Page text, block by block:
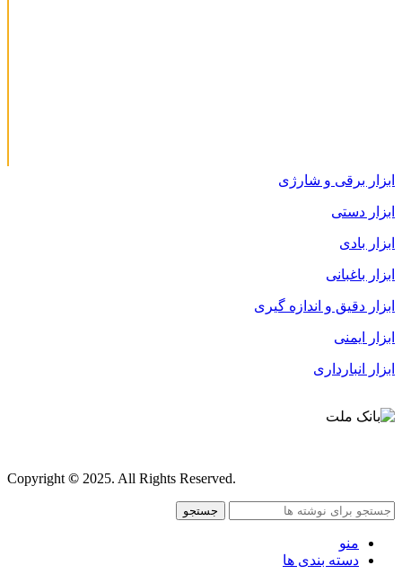
ابزار برقی و شارژی
ابزار دستی
ابزار بادی
ابزار باغبانی
ابزار دقیق و اندازه گیری
ابزار ایمنی
ابزار انبارداری
Copyright© 2025. All Rights Reserved.
جستجو
منو
دسته بندی ها